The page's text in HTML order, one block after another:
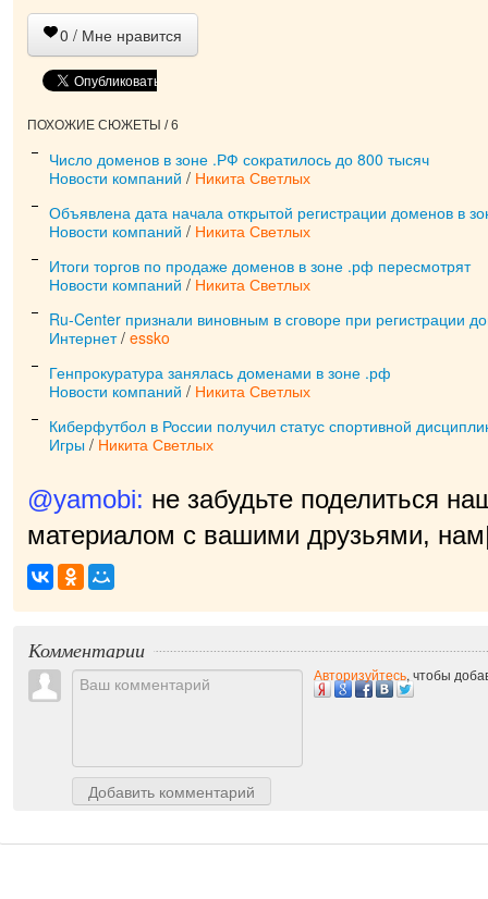
0 / Мне нравится
ПОХОЖИЕ СЮЖЕТЫ / 6
Число доменов в зоне .РФ сократилось до 800 тысяч
Новости компаний / Никита Светлых
Объявлена дата начала открытой регистрации доменов в
Новости компаний / Никита Светлых
Итоги торгов по продаже доменов в зоне .рф пересмотрят
Новости компаний / Никита Светлых
Ru-Center признали виновным в сговоре при регистрации
Интернет/ essko
Генпрокуратура занялась доменами в зоне .рф
Новости компаний / Никита Светлых
Киберфутбол в России получил статус спортивной
Игры / Никита Светлых
@yamobi: не забудьте поделиться
материалом с вашими друзьями, нам
Комментарии
Добавить комментарий
Авторизуйтесь, чтобы